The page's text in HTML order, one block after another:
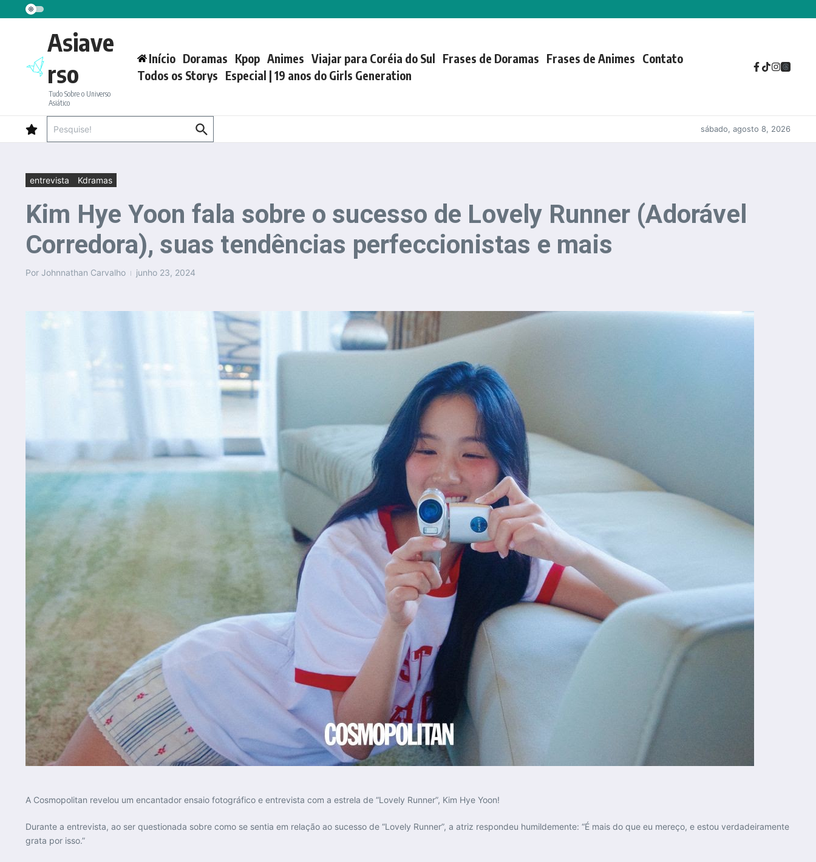
Ir para o conteúdo
Asiave
rso
Tudo Sobre o Universo
Asiático
Início Doramas Kpop Animes Viajar para Coréia do Sul Frases de Doramas Frases de Animes Contato
Todos os Storys Especial | 19 anos do Girls Generation
sábado, agosto 8, 2026
entrevista Kdramas
Kim Hye Yoon fala sobre o sucesso de Lovely Runner (Adorável
Corredora), suas tendências perfeccionistas e mais
Por Johnnathan Carvalho junho 23, 2024
A Cosmopolitan revelou um encantador ensaio fotográfico e entrevista com a estrela de “Lovely Runner”, Kim Hye Yoon!
Durante a entrevista, ao ser questionada sobre como se sentia em relação ao sucesso de “Lovely Runner”, a atriz respondeu humildemente: “É mais do que eu mereço, e estou verdadeiramente
grata por isso.”